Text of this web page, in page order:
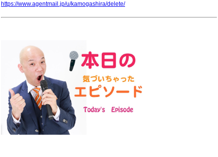
https://www.agentmail.jp/u/kamogashira/delete/